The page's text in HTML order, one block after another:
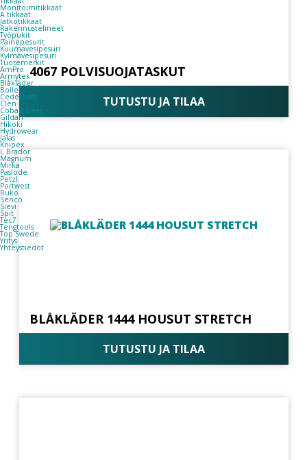
Monitoimitikkaat
A tikkaat
Jatkotikkaat
Rakennustelineet
Työpukit
Painepesurit
Kuumavesipesuri
Kylmävesipesuri
Tuotemerkit
AmPro
Armytek
Blåkläder
Bolle
Cederroth
Clen
Cobalt Gear
Gildan
Hikoki
Hydrowear
Jalas
Knipex
L.Brador
Magnum
Mirka
Paslode
Petzl
Portwest
Ruko
Senco
Sievi
Spit
Tec7
Tengtools
Top Swede
Yritys
Yhteystiedot
4067 POLVISUOJATASKUT
TUTUSTU JA TILAA
BLÅKLÄDER 1444 HOUSUT STRETCH
TUTUSTU JA TILAA